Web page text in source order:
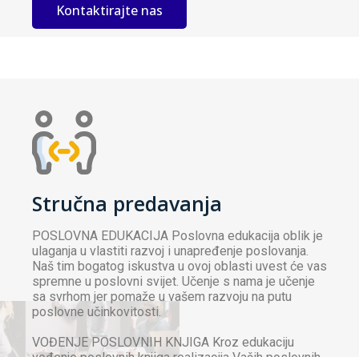
Kontaktirajte nas
Stručna predavanja
POSLOVNA EDUKACIJA Poslovna edukacija oblik je
ulaganja u vlastiti razvoj i unapređenje poslovanja.
Naš tim bogatog iskustva u ovoj oblasti uvest će vas
spremne u poslovni svijet. Učenje s nama je učenje
sa svrhom jer pomaže u vašem razvoju na putu
poslovne učinkovitosti.
VOĐENJE POSLOVNIH KNJIGA Kroz edukaciju